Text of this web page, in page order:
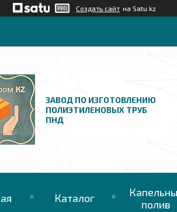
Создать сайт на Satu.kz
ЗАВОД ПО ИЗГОТОВЛЕНИЮ
ПОЛИЭТИЛЕНОВЫХ ТРУБ
ПНД
Каталог
полив